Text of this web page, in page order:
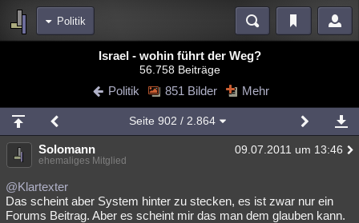
Politik
Diskussionen Blogs Videos
Chat Wiki Neuigkeiten
meine Rubriken
Menschen Wissenschaft Mystery Kriminalfälle
Spiritualität
Natur Umfragen Unterhaltung
Israel - wohin führt der Weg?
56.758 Beiträge
Politik 851 Bilder Mehr
Seite 902 / 2.864
Solomann 09.07.2011 um 13:46
ehemaliges Mitglied
@Klartexter
Das scheint aber System hinter zu stecken, es ist zwar nur ein
Forums Beitrag. Aber es scheint mir das man dem glauben kann.